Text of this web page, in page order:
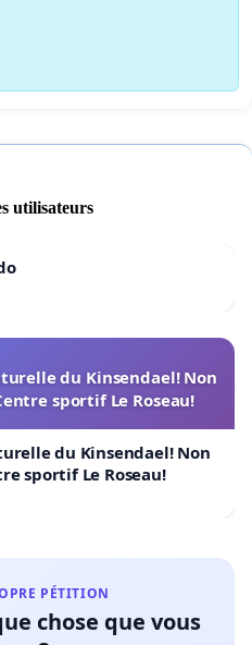
utilisateurs
du Kinsendael! Non
sportif Le Roseau!
du Kinsendael! Non
sportif Le Roseau!
PÉTITION
chose que vous